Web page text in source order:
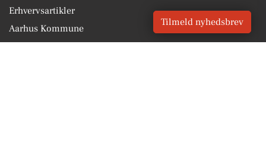
Erhvervsartikler
Aarhus Kommune
Tilmeld nyhedsbrev